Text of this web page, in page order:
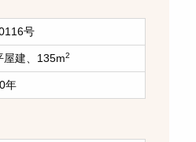
号
屋建、135m2
年